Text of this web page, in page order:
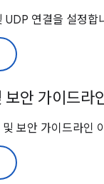
UDP 연결을 설정합
안 가이드라
보안 가이드라인